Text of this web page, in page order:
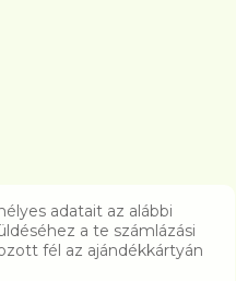
adatait az alábbi
a te számlázási
fél az ajándékkártyán